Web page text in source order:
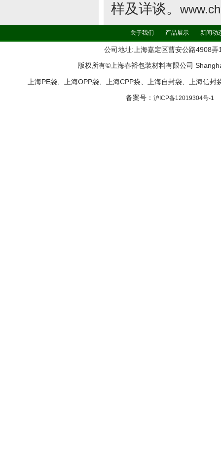
样及详谈。
关于我们 产品展示 新闻动
公司地址:上海嘉定区曹安公路4908
版权所有©上海春裕包装材料有限公司
上海PE袋、上海OPP袋、上海CPP袋、上海自封袋、上海信
备案号： 沪ICP备12019304号-1